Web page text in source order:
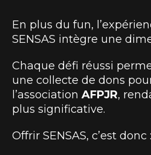
En plus du fun,
SENSAS intègre une
Chaque défi réussi
une collecte de dons
l’association AFPJR,
plus significative.
Offrir SENSAS, c’est donc :